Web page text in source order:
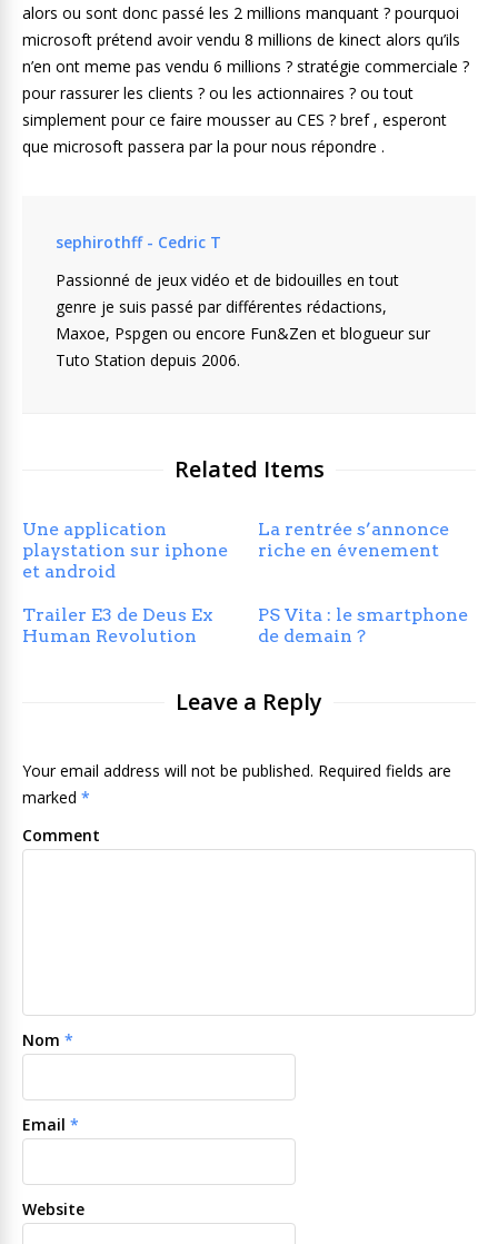
alors ou sont donc passé les 2 millions manquant ? pourquoi
microsoft prétend avoir vendu 8 millions de kinect alors qu’ils
n’en ont meme pas vendu 6 millions ? stratégie commerciale ?
pour rassurer les clients ? ou les actionnaires ? ou tout
simplement pour ce faire mousser au CES ? bref , esperont
que microsoft passera par la pour nous répondre .
sephirothff - Cedric T
Passionné de jeux vidéo et de bidouilles en tout
genre je suis passé par différentes rédactions,
Maxoe, Pspgen ou encore Fun&Zen et blogueur sur
Tuto Station depuis 2006.
Related Items
Une application
playstation sur iphone
et android
La rentrée s’annonce
riche en évenement
Trailer E3 de Deus Ex
Human Revolution
PS Vita : le smartphone
de demain ?
Leave a Reply
Your email address will not be published. Required fields are
marked *
Comment
Nom *
Email *
Website